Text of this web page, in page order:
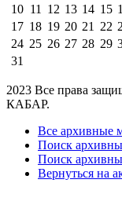
10 11 12 13 14 15
17 18 19 20 21 22
24 25 26 27 28 29
31
2023 Все права
КАБАР.
Все архивные
Поиск
Поиск
Вернуться на